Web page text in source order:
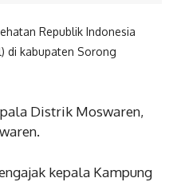
Republik Indonesia
di kabupaten Sorong
Distrik Moswaren,
kepala Kampung